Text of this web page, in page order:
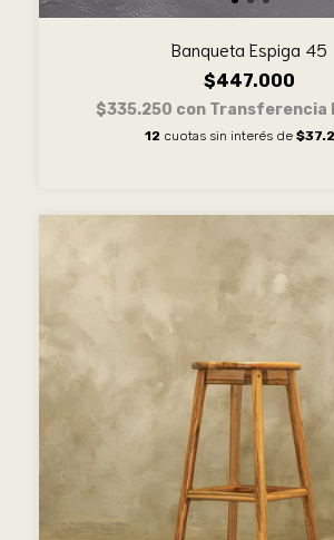
Banqueta Espiga 45
$447.000
$335.250 con Transferencia
12 cuotas sin interés de